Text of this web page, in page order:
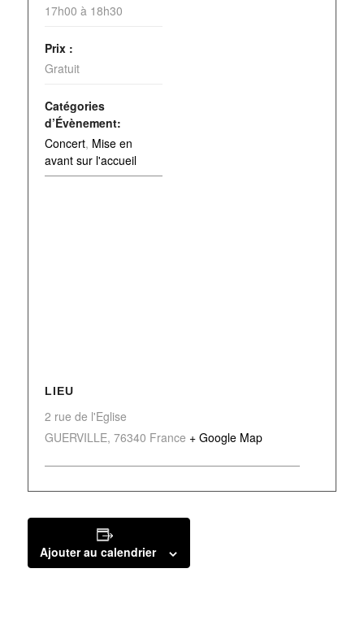
17h00 à 18h30
Prix :
Gratuit
Catégories
d’Évènement:
Concert, Mise en
avant sur l'accueil
LIEU
2 rue de l'Eglise
GUERVILLE, 76340 France + Google Map
Ajouter au calendrier